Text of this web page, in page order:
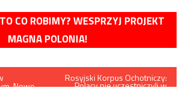
CO ROBIMY? WESPRZYJ PROJEKT
MAGNA POLONIA!
Rosyjski Korpus Ochotniczy:
Polacy nie uczestniczyli w